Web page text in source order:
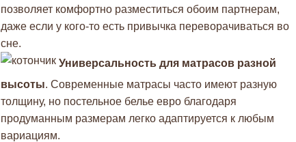
позволяет комфортно разместиться обоим партнерам,
даже если у кого-то есть привычка переворачиваться во
сне.
Универсальность для матрасов разной
высоты. Современные матрасы часто имеют разную
толщину, но постельное белье евро благодаря
продуманным размерам легко адаптируется к любым
вариациям.